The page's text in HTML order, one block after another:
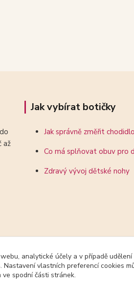
do
až
Jak vybírat botičky
Jak správně změřit chodidlo
Co má splňovat obuv pro
Zdravý vývoj dětské nohy
analytické účely a v případě
Nastavení vlastních preferencí cookies
ve spodní části stránek.